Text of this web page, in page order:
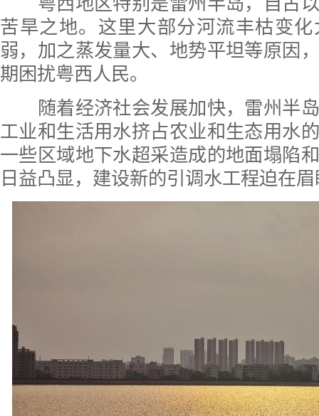
苦旱之地。这里大部分河流丰枯变
弱，加之蒸发量大、地势平坦等原因
期困扰粤西人民。
随着经济社会发展加快，雷州半岛
工业和生活用水挤占农业和生态用水
一些区域地下水超采造成的地面塌陷
日益凸显，建设新的引调水工程迫在